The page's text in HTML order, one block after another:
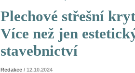
Plechové střešní
Více než jen
stavebnictví
Redakce / 12.10.2024